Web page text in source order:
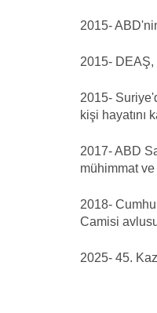
2015-
2015- DEAŞ,
2015-
kişi hayatını
2017- ABD
mühimmat ve
2018-
Camisi
2025- 45.